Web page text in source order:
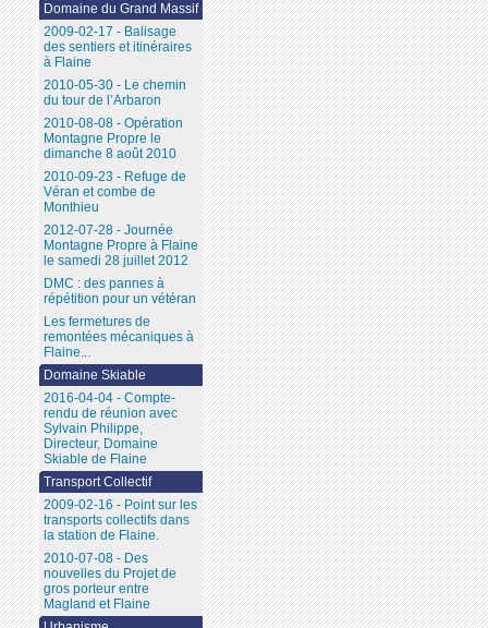
Domaine du Grand Massif
2009-02-17 - Balisage
des sentiers et itinéraires
à Flaine
2010-05-30 - Le chemin
du tour de l’Arbaron
2010-08-08 - Opération
Montagne Propre le
dimanche 8 août 2010
2010-09-23 - Refuge de
Véran et combe de
Monthieu
2012-07-28 - Journée
Montagne Propre à Flaine
le samedi 28 juillet 2012
DMC : des pannes à
répétition pour un vétéran
Les fermetures de
remontées mécaniques à
Flaine...
Domaine Skiable
2016-04-04 - Compte-
rendu de réunion avec
Sylvain Philippe,
Directeur, Domaine
Skiable de Flaine
Transport Collectif
2009-02-16 - Point sur les
transports collectifs dans
la station de Flaine.
2010-07-08 - Des
nouvelles du Projet de
gros porteur entre
Magland et Flaine